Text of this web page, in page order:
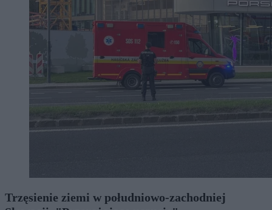
Trzęsienie ziemi w południowo-zachodniej